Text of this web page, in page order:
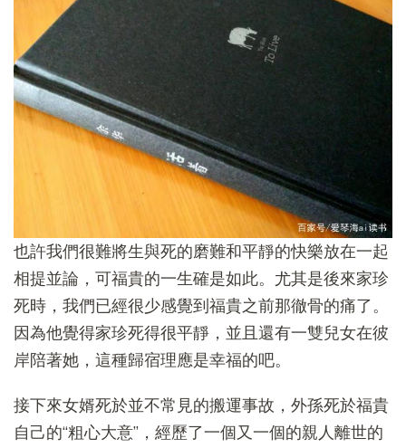
也許我們很難將生與死的磨難和平靜的快樂放在一起
相提並論，可福貴的一生確是如此。尤其是後來家珍
死時，我們已經很少感覺到福貴之前那徹骨的痛了。
因為他覺得家珍死得很平靜，並且還有一雙兒女在彼
岸陪著她，這種歸宿理應是幸福的吧。
接下來女婿死於並不常見的搬運事故，外孫死於福貴
自己的“粗心大意”，經歷了一個又一個的親人離世的